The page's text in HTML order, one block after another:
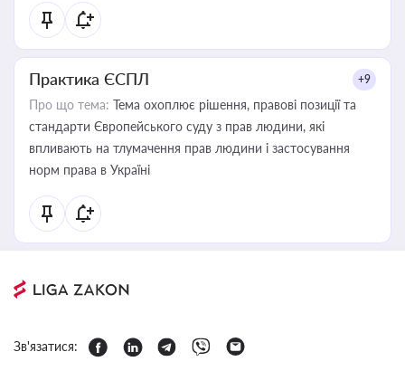
Практика ЄСПЛ +9
Про що тема: Тема охоплює рішення, правові позиції та
стандарти Європейського суду з прав людини, які
впливають на тлумачення прав людини і застосування
норм права в Україні
Зв'язатися: